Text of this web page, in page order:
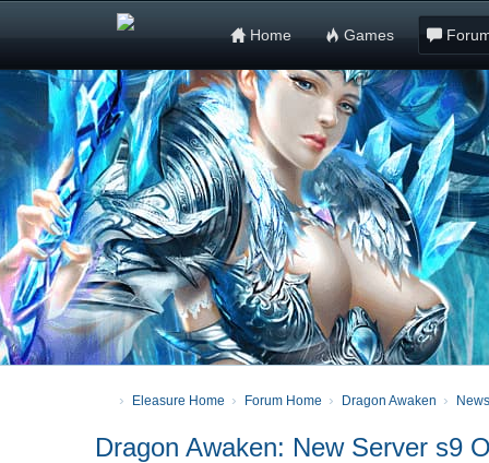
Home Games
Eleasure Home Forum Home Dragon Awaken
Dragon Awaken: New Server s9